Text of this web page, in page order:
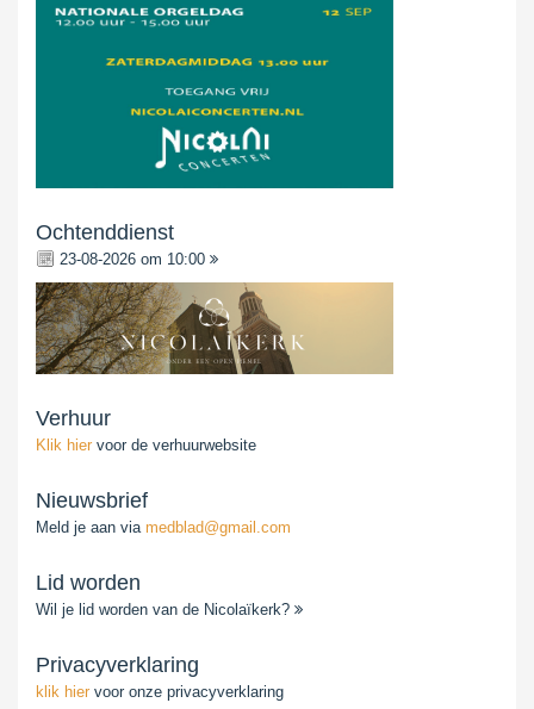
Ochtenddienst
23-08-2026 om 10:00
Verhuur
Klik hier voor de verhuurwebsite
Nieuwsbrief
Meld je aan via medblad@gmail.com
Lid worden
Wil je lid worden van de Nicolaïkerk?
Privacyverklaring
klik hier voor onze privacyverklaring